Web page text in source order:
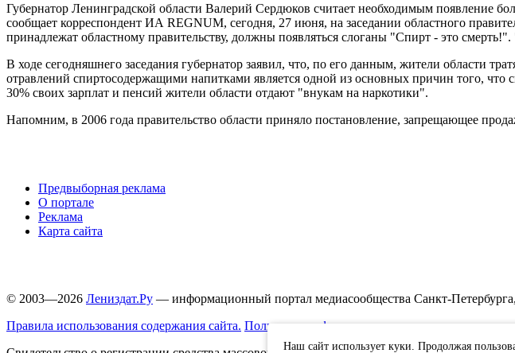
Губернатор Ленинградской области Валерий Сердюков считает необходимым
сообщает корреспондент ИА REGNUM, сегодня, 27 июня, на заседании областного
принадлежат областному правительству, должны появляться слоганы "Спирт - это
В ходе сегодняшнего заседания губернатор заявил, что, по его данным, жители области
отравлений спиртосодержащими напитками является одной из основных причин того, что
30% своих зарплат и пенсий жители области отдают "внукам на наркотики".
Напомним, в 2006 года правительство области приняло постановление, запрещающее
Предвыборная реклама
О портале
Реклама
Карта сайта
© 2003—2026 Лениздат.Ру — информационный портал медиасообщества Санкт-
Правила использования содержания сайта. Политика конфиденциальности.
Наш сайт использует куки. Продолжая